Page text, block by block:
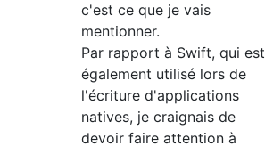
c'est ce que je vais
mentionner.
Par rapport à Swift, qui est
également utilisé lors de
l'écriture d'applications
natives, je craignais de
devoir faire attention à